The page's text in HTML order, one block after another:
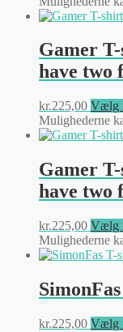
Gamer
have two
kr.225,00 Vælg
Mulighederne
Gamer
have two
kr.225,00 Vælg
Mulighederne
kr.225,00 Vælg